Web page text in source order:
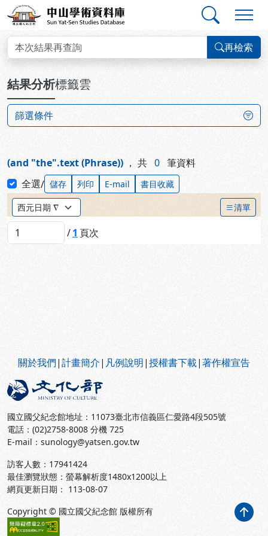
跳到主要內容
中山學術資料庫
查詢結果
再檢索
結果分析標籤雲
篩選條件
(and "the".text (Phrase)) ， 共 0 筆資料
全選/ 儲存 列印 E-mail 書目收藏
排序方式： 清單
/1 頁次
關於我們|計畫簡介| 凡例說明|授權書下載|著作權宣告
國立國父紀念館地址：11073臺北市信義區仁愛路4段505號
電話：(02)2758-8008 分機 725
E-mail：sunology@yatsen.gov.tw
訪客人數： 17941424
最佳瀏覽狀態：螢幕解析度1480x1200以上
網頁更新日期： 113-08-07
Copyright © 國立國父紀念館 版權所有